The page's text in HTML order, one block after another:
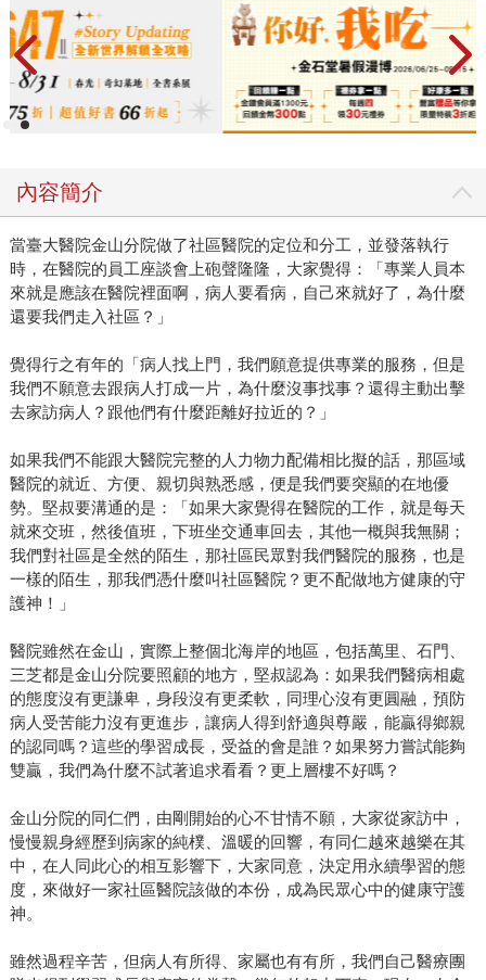
內容簡介
當臺大醫院金山分院做了社區醫院的定位和分工，並發落執行
時，在醫院的員工座談會上砲聲隆隆，大家覺得：「專業人員本
來就是應該在醫院裡面啊，病人要看病，自己來就好了，為什麼
還要我們走入社區？」
覺得行之有年的「病人找上門，我們願意提供專業的服務，但是
我們不願意去跟病人打成一片，為什麼沒事找事？還得主動出擊
去家訪病人？跟他們有什麼距離好拉近的？」
如果我們不能跟大醫院完整的人力物力配備相比擬的話，那區域
醫院的就近、方便、親切與熟悉感，便是我們要突顯的在地優
勢。堅叔要溝通的是：「如果大家覺得在醫院的工作，就是每天
就來交班，然後值班，下班坐交通車回去，其他一概與我無關；
我們對社區是全然的陌生，那社區民眾對我們醫院的服務，也是
一樣的陌生，那我們憑什麼叫社區醫院？更不配做地方健康的守
護神！」
醫院雖然在金山，實際上整個北海岸的地區，包括萬里、石門、
三芝都是金山分院要照顧的地方，堅叔認為：如果我們醫病相處
的態度沒有更謙卑，身段沒有更柔軟，同理心沒有更圓融，預防
病人受苦能力沒有更進步，讓病人得到舒適與尊嚴，能贏得鄉親
的認同嗎？這些的學習成長，受益的會是誰？如果努力嘗試能夠
雙贏，我們為什麼不試著追求看看？更上層樓不好嗎？
金山分院的同仁們，由剛開始的心不甘情不願，大家從家訪中，
慢慢親身經歷到病家的純樸、溫暖的回響，有同仁越來越樂在其
中，在人同此心的相互影響下，大家同意，決定用永續學習的態
度，來做好一家社區醫院該做的本份，成為民眾心中的健康守護
神。
雖然過程辛苦，但病人有所得、家屬也有有所，我們自己醫療團